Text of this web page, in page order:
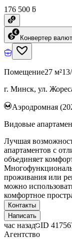
176 500 ƃ
Конвертер валют
Помещение27 м²
г. Минск, ул.
Аэродромная
Видовые
Лучшая
апартаментов с
объединяет
проживания или
можно
комфортное
Контакты
Написать
час назад ID
Агентство